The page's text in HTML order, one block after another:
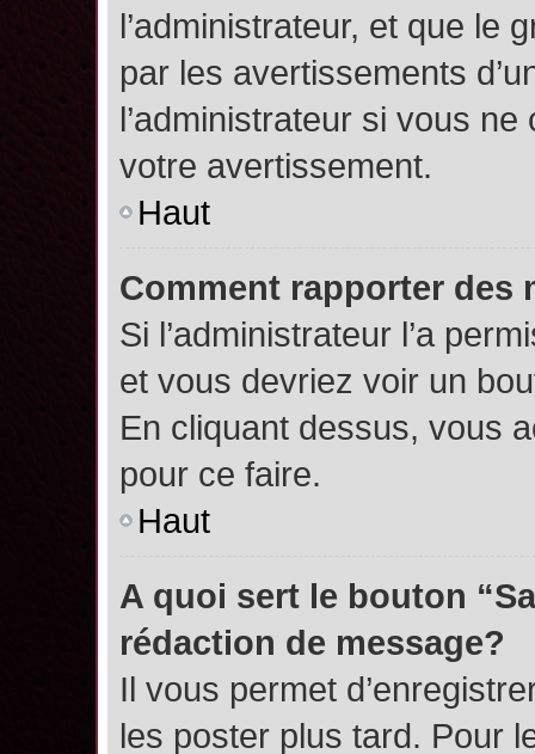
l’administrateur, et que le
par les avertissements
l’administrateur si vous
votre avertissement.
Haut
Comment rapporter des
Si l’administrateur l’a
et vous devriez voir un
En cliquant dessus, vous
pour ce faire.
Haut
A quoi sert le bouton
rédaction de message?
Il vous permet
les poster plus tard. Pour